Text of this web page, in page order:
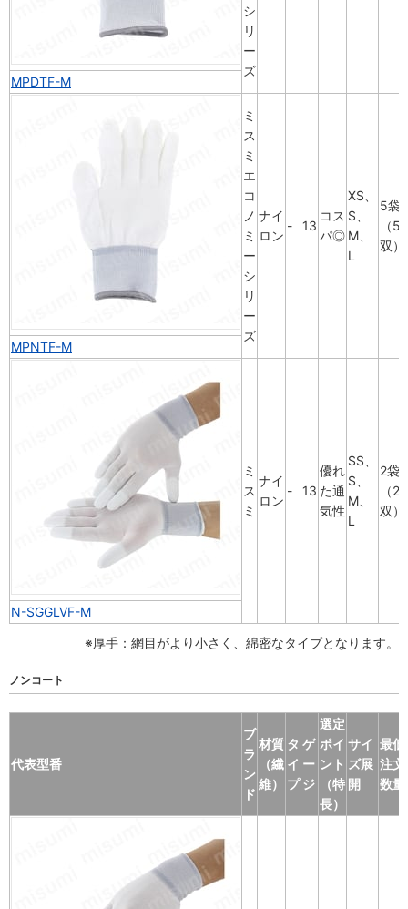
シ
リ
ー
ズ
MPDTF-M
ミ
ス
ミ
エ
コ
ノ
ミ
ー
シ
リ
ー
ズ
ナイ
ロン
- 13
コス
パ◎
XS、
S、
M、
L
5袋
（50
双）
MPNTF-M
ミ
ス
ミ
ナイ
ロン
- 13
優れ
た通
気性
SS、
S、
M、
L
2袋
（20
双）
N-SGGLVF-M
※厚手：網目がより小さく、綿密なタイプとなります。
ノンコート
代表型番
ブ
ラ
ン
ド
材質
（繊
維）
タ
イ
プ
ゲ
ー
ジ
選定
ポイ
ント
（特
長）
サイ
ズ展
開
最低
注文
数量